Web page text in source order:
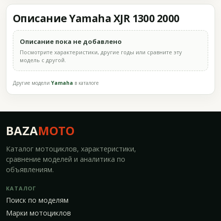
Описание Yamaha XJR 1300 2000
Описание пока не добавлено
Посмотрите характеристики, другие годы или сравните эту
модель с другой.
Другие моделиYamaha в каталоге
BAZAMOTO
Каталог мотоциклов, характеристики,
сравнение моделей и аналитика по
объявлениям.
КАТАЛОГ
Поиск по моделям
Марки мотоциклов